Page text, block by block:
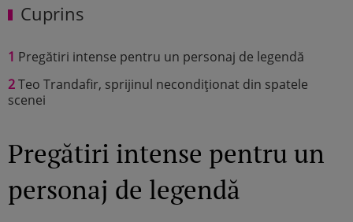
Cuprins
1 Pregătiri intense pentru un personaj de legendă
2Teo Trandafir, sprijinul necondiționat din spatele
scenei
Pregătiri intense pentru un
personaj de legendă